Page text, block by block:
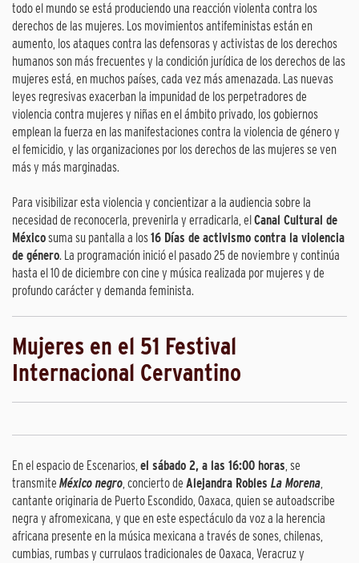
todo el mundo se está produciendo una reacción violenta contra los
derechos de las mujeres. Los movimientos antifeministas están en
aumento, los ataques contra las defensoras y activistas de los derechos
humanos son más frecuentes y la condición jurídica de los derechos de las
mujeres está, en muchos países, cada vez más amenazada. Las nuevas
leyes regresivas exacerban la impunidad de los perpetradores de
violencia contra mujeres y niñas en el ámbito privado, los gobiernos
emplean la fuerza en las manifestaciones contra la violencia de género y
el femicidio, y las organizaciones por los derechos de las mujeres se ven
más y más marginadas.
Para visibilizar esta violencia y concientizar a la audiencia sobre la
necesidad de reconocerla, prevenirla y erradicarla, el Canal Cultural de
Méxicosuma su pantalla a los16 Días de activismo contra la violencia
de género. La programación inició el pasado 25 de noviembre y continúa
hasta el 10 de diciembre con cine y música realizada por mujeres y de
profundo carácter y demanda feminista.
Mujeres en el 51 Festival
Internacional Cervantino
En el espacio de Escenarios, el sábado 2, a las 16:00 horas, se
transmite México negro, concierto de Alejandra Robles La Morena,
cantante originaria de Puerto Escondido, Oaxaca, quien se autoadscribe
negra y afromexicana, y que en este espectáculo da voz a la herencia
africana presente en la música mexicana a través de sones, chilenas,
cumbias, rumbas y currulaos tradicionales de Oaxaca, Veracruz y